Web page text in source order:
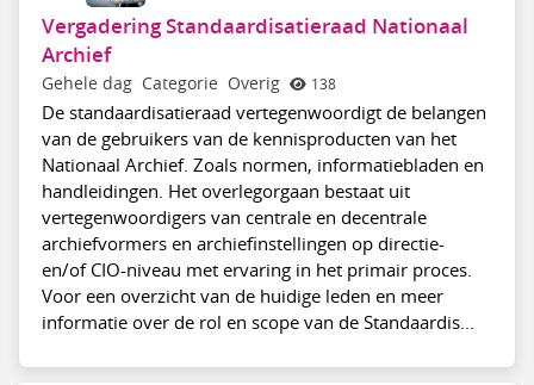
Vergadering Standaardisatieraad Nationaal
Archief
Gehele dag Categorie Overig 138
De standaardisatieraad vertegenwoordigt de belangen
van de gebruikers van de kennisproducten van het
Nationaal Archief. Zoals normen, informatiebladen en
handleidingen. Het overlegorgaan bestaat uit
vertegenwoordigers van centrale en decentrale
archiefvormers en archiefinstellingen op directie-
en/of CIO-niveau met ervaring in het primair proces.
Voor een overzicht van de huidige leden en meer
informatie over de rol en scope van de Standaardis...